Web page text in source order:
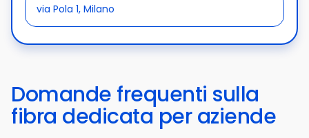
Domande frequenti sulla
fibra dedicata per aziende